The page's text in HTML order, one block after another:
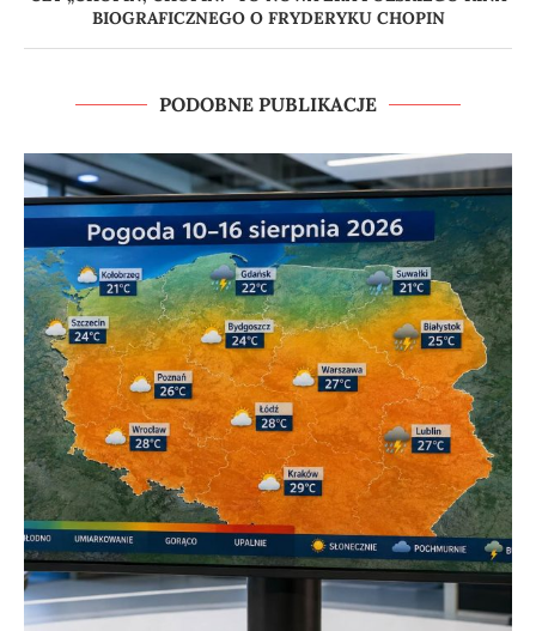
BIOGRAFICZNEGO O FRYDERYKU CHOPIN
PODOBNE PUBLIKACJE